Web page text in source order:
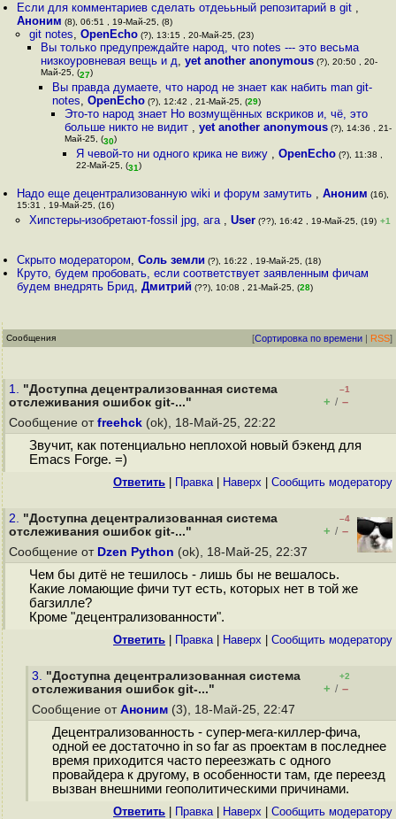
Если для комментариев сделать отдеььный репозитарий в git ,
Аноним (8), 06:51 , 19-Май-25, (8)
git notes, OpenEcho(?), 13:15 , 20-Май-25, (23)
Вы только предупреждайте народ, что notes --- это весьма
низкоуровневая вещь и д, yet another anonymous(?), 20:50 , 20-
Май-25, (27)
Вы правда думаете, что народ не знает как набить man git-
notes,OpenEcho (?), 12:42 , 21-Май-25, (29)
Это-то народ знает Но возмущённых вскриков и, чё, это
больше никто не видит , yet another anonymous(?), 14:36 , 21-
Май-25, (30)
Я чевой-то ни одного крика не вижу , OpenEcho(?), 11:38 ,
22-Май-25, (31)
Надо еще децентрализованную wiki и форум замутить ,Аноним (16),
15:31 , 19-Май-25, (16)
Хипстеры-изобретают-fossil jpg, ага , User(??), 16:42 , 19-Май-25, (19) +1
Скрыто модератором,Соль земли (?), 16:22 , 19-Май-25, (18)
Круто, будем пробовать, если соответствует заявленным фичам
будем внедрять Брид,Дмитрий (??), 10:08 , 21-Май-25, (28)
Сообщения [Сортировка по времени | RSS]
1. "Доступна децентрализованная система
отслеживания ошибок git-..."
–1
+ / –
Сообщение от freehck (ok), 18-Май-25, 22:22
Звучит, как потенциально неплохой новый бэкенд для
Emacs Forge. =)
Ответить Правка| Наверх Cообщить модератору
2. "Доступна децентрализованная система
отслеживания ошибок git-..."
–4
+ / –
Сообщение от Dzen Python (ok), 18-Май-25, 22:37
Чем бы дитё не тешилось - лишь бы не вешалось.
Какие ломающие фичи тут есть, которых нет в той же
багзилле?
Кроме "децентрализованности".
Ответить Правка| Наверх Cообщить модератору
3. "Доступна децентрализованная система
отслеживания ошибок git-..."
+2
+ / –
Сообщение от Аноним (3), 18-Май-25, 22:47
Децентрализованность - супер-мега-киллер-фича,
одной ее достаточно in so far as проектам в последнее
время приходится часто переезжать с одного
провайдера к другому, в особенности там, где переезд
вызван внешними геополитическими причинами.
Ответить Правка| Наверх Cообщить модератору